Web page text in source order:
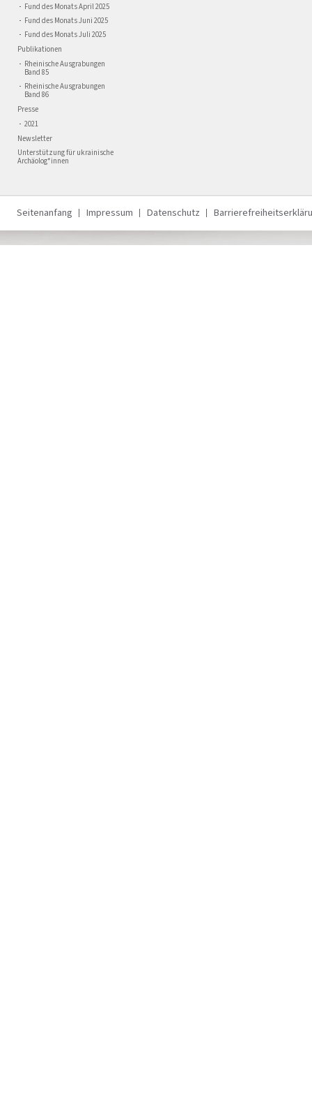
Fund des Monats April 2025
Fund des Monats Juni 2025
Fund des Monats Juli 2025
Publikationen
Rheinische Ausgrabungen
Band 85
Rheinische Ausgrabungen
Band 86
Presse
2021
Newsletter
Unterstützung für ukrainische
Archäolog*innen
Seitenanfang Impressum Datenschutz